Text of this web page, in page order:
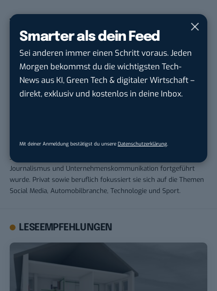
Smarter als dein Feed
Sei anderen immer einen Schritt voraus. Jeden
Morgen bekommst du die wichtigsten Tech-
News aus KI, Green Tech & digitaler Wirtschaft –
direkt, exklusiv und kostenlos in deine Inbox.
Mit deiner Anmeldung bestätigst du unsere Datenschutzerklärung
THEMEN: MOBILITYMAG
während ihrer Schulzeit begann 2011 ihre Arbeit als freie
Journalistin, die 2013 durch das Studium im Fachbereich
Journalismus und Unternehmenskommunikation fortgeführt
wurde. Privat sowie beruflich fokussiert sie sich auf die Themen
Social Media, Automobilbranche, Technologie und Sport.
LESEEMPFEHLUNGEN